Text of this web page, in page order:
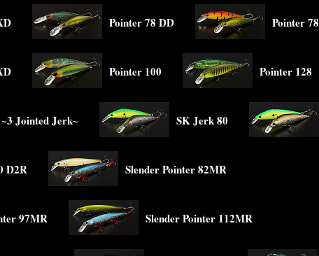
Pointer 78 DD Pointer 78
Pointer 100 Pointer 128
Jointed Jerk~ SK Jerk 80
D2R Slender Pointer 82MR
97MR Slender Pointer 112MR